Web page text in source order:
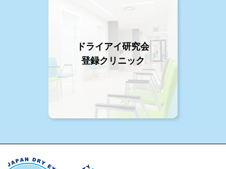
ドライアイ研究会
登録クリニック